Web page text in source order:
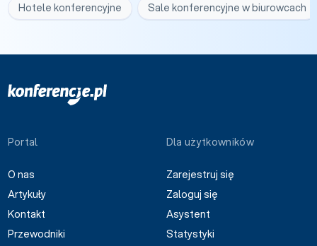
Hotele konferencyjne Sale konferencyjne w biurowcach
Portal
O nas
Artykuły
Kontakt
Przewodniki
Dla użytkowników
Zarejestruj się
Zaloguj się
Asystent
Statystyki